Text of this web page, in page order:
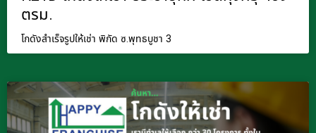
ตรม.
โกดังสำเร็จรูปให้เช่า พิกัด ซ.พุทธบูชา 3